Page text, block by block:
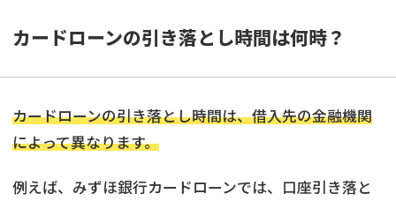
カードローンの引き落とし時間は何時？
カードローンの引き落とし時間は、借入先の金融機関
によって異なります。
例えば、みずほ銀行カードローンでは、口座引き落と